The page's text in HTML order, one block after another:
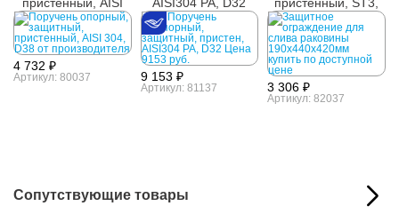
304, D38
4 732 ₽
Артикул: 80037 9 153 ₽
Артикул: 81137
D38
3 306 ₽
Артикул: 82037
Сопутствующие товары